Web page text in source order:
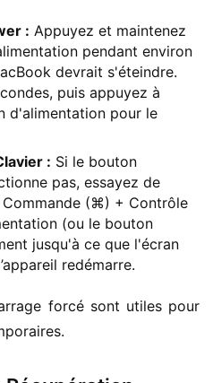
: Appuyez et maintenez
pendant environ
devrait s'éteindre.
puis appuyez à
d'alimentation pour le
: Si le bouton
pas, essayez de
Commande (⌘) + Contrôle
(ou le bouton
jusqu'à ce que l'écran
redémarre.
forcé sont utiles pour